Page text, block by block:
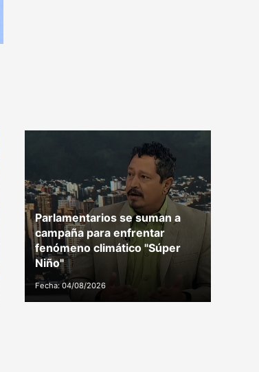
Parlamentarios se suman a
campaña para enfrentar
fenómeno climático "Súper
Niño"
Fecha: 04/08/2026